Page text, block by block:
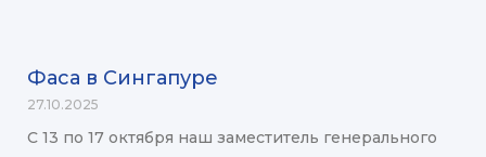
Фаса в Сингапуре
27.10.2025
С 13 по 17 октября наш заместитель генерального